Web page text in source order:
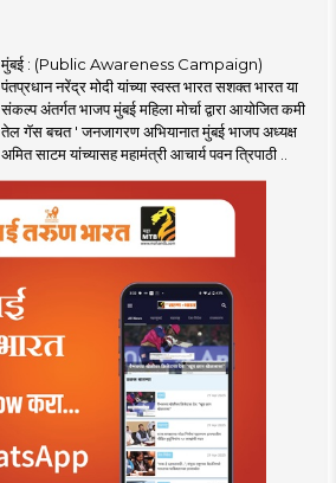
मुंबई : (Public Awareness Campaign)
पंतप्रधान नरेंद्र मोदी यांच्या स्वस्त भारत सशक्त भारत या
संकल्प अंतर्गत भाजप मुंबई महिला मोर्चा द्वारा आयोजित कमी
तेल गॅस बचत ' जनजागरण अभियानात मुंबई भाजप अध्यक्ष
अमित साटम यांच्यासह महामंत्री आचार्य पवन त्रिपाठी ..